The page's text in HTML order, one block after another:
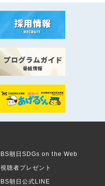
BS朝日SDGs on the Web
視聴者プレゼント
BS朝日公式LINE